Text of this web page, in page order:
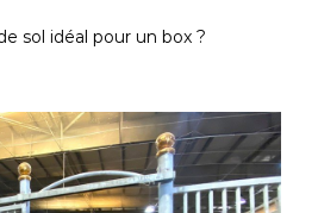
sol idéal pour un box ?